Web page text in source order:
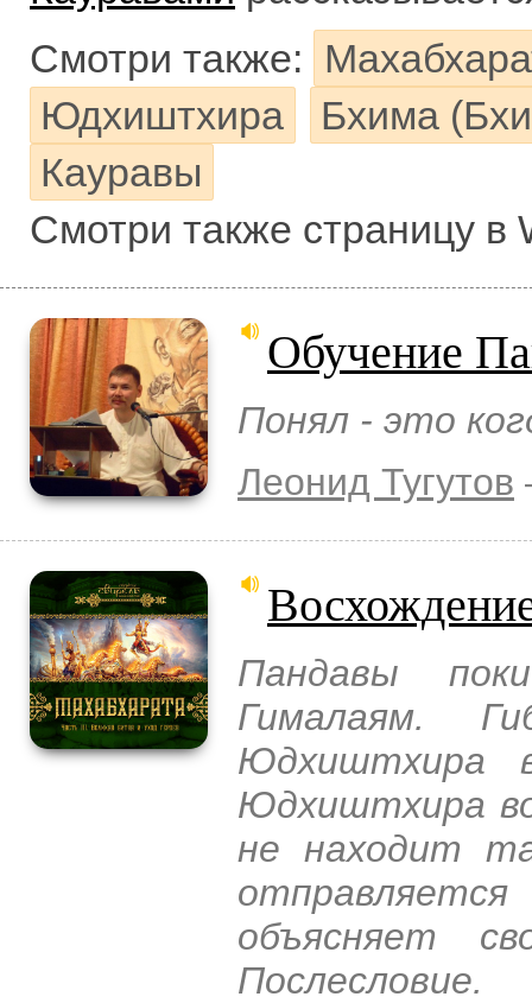
Смотри также:
Юдхиштхира
Бхима
Кауравы
Смотри также страницу в
Обучение
Понял - это
Леонид Тугутов
Пандавы
Гималаям.
Юдхиштхира
Юдхиштхира
не находит
объясняет
Послесловие.